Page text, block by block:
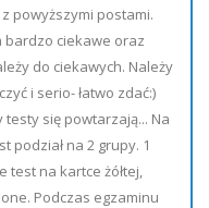
powyższymi postami.
bardzo ciekawe oraz
do ciekawych. Należy
i serio- łatwo zdać:)
testy się powtarzają... Na
podział na 2 grupy. 1
test na kartce żółtej,
Podczas egzaminu